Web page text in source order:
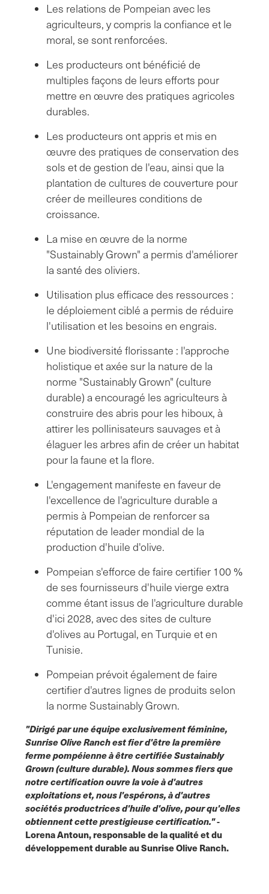
Les relations de Pompeian avec les
agriculteurs, y compris la confiance et le
moral, se sont renforcées.
Les producteurs ont bénéficié de
multiples façons de leurs efforts pour
mettre en œuvre des pratiques agricoles
durables.
Les producteurs ont appris et mis en
œuvre des pratiques de conservation des
sols et de gestion de l'eau, ainsi que la
plantation de cultures de couverture pour
créer de meilleures conditions de
croissance.
La mise en œuvre de la norme
"Sustainably Grown" a permis d'améliorer
la santé des oliviers.
Utilisation plus efficace des ressources :
le déploiement ciblé a permis de réduire
l'utilisation et les besoins en engrais.
Une biodiversité florissante : l'approche
holistique et axée sur la nature de la
norme "Sustainably Grown" (culture
durable) a encouragé les agriculteurs à
construire des abris pour les hiboux, à
attirer les pollinisateurs sauvages et à
élaguer les arbres afin de créer un habitat
pour la faune et la flore.
L'engagement manifeste en faveur de
l'excellence de l'agriculture durable a
permis à Pompeian de renforcer sa
réputation de leader mondial de la
production d'huile d'olive.
Pompeian s'efforce de faire certifier 100 %
de ses fournisseurs d'huile vierge extra
comme étant issus de l'agriculture durable
d'ici 2028, avec des sites de culture
d'olives au Portugal, en Turquie et en
Tunisie.
Pompeian prévoit également de faire
certifier d'autres lignes de produits selon
la norme Sustainably Grown.
"Dirigé par une équipe exclusivement féminine,
Sunrise Olive Ranch est fier d'être la première
ferme pompéienne à être certifiée Sustainably
Grown (culture durable). Nous sommes fiers que
notre certification ouvre la voie à d'autres
exploitations et, nous l'espérons, à d'autres
sociétés productrices d'huile d'olive, pour qu'elles
obtiennent cette prestigieuse certification."-
Lorena Antoun, responsable de la qualité et du
développement durable au Sunrise Olive Ranch.